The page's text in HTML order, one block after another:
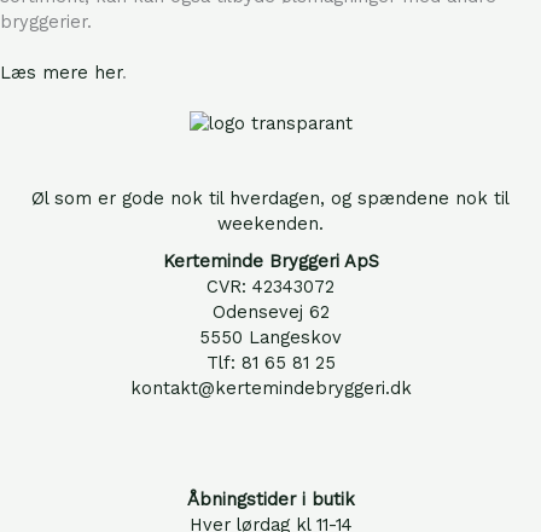
bryggerier.
Læs mere her.
Øl som er gode nok til hverdagen, og spændene nok til
weekenden.
Kerteminde Bryggeri ApS
CVR: 42343072
Odensevej 62
5550 Langeskov
Tlf: 81 65 81 25
kontakt@kertemindebryggeri.dk
Åbningstider i butik
Hver lørdag kl 11-14